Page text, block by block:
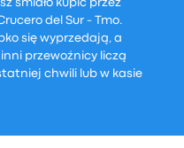
śmiało kupić przez
del Sur - Tmo.
się wyprzedają, a
inni przewoźnicy liczą
chwili lub w kasie